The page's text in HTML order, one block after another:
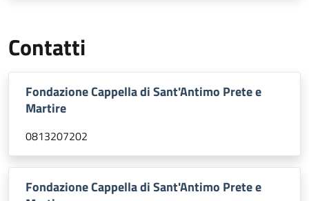
Contatti
Fondazione Cappella di Sant'Antimo Prete e
Martire
0813207202
Fondazione Cappella di Sant'Antimo Prete e